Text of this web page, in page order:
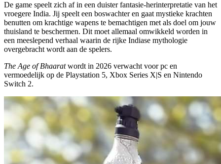
De game speelt zich af in een duister fantasie-herinterpretatie van het
vroegere India. Jij speelt een boswachter en gaat mystieke krachten
benutten om krachtige wapens te bemachtigen met als doel om jouw
thuisland te beschermen. Dit moet allemaal omwikkeld worden in
een meeslepend verhaal waarin de rijke Indiase mythologie
overgebracht wordt aan de spelers.
The Age of Bhaaratwordt in 2026 verwacht voor pc en
vermoedelijk op de Playstation 5, Xbox Series X|S en Nintendo
Switch 2.